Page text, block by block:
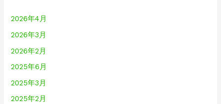
2026年4月
2026年3月
2026年2月
2025年6月
2025年3月
2025年2月